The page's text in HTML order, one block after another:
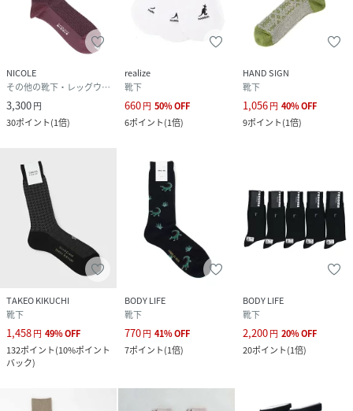
NICOLE
その他の靴下・レッグウェア
3,300円
30ポイント(1倍)
realize
靴下
660円 50%OFF
6ポイント(1倍)
HAND SIGN
靴下
1,056円 40%OFF
9ポイント(1倍)
TAKEO KIKUCHI
靴下
1,458円 49%OFF
132ポイント(10%ポイント
バック)
BODY LIFE
靴下
770円 41%OFF
7ポイント(1倍)
BODY LIFE
靴下
2,200円 20%OFF
20ポイント(1倍)